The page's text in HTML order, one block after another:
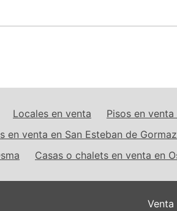
Locales en venta
Pisos en
en venta en San Esteban de Gormaz
Casas o chalets en venta en
Venta